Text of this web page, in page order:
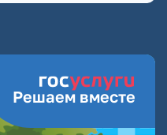
Решаем вместе